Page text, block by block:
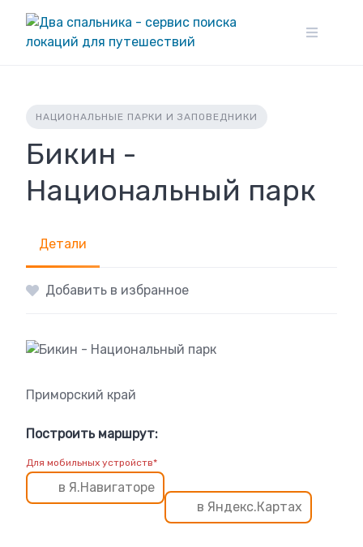
content
НАЦИОНАЛЬНЫЕ ПАРКИ И ЗАПОВЕДНИКИ
Бикин -
Национальный парк
Детали
Добавить в избранное
Приморский край
Построить маршрут:
Для мобильных устройств*
в Я.Навигаторе
в Яндекс.Картах